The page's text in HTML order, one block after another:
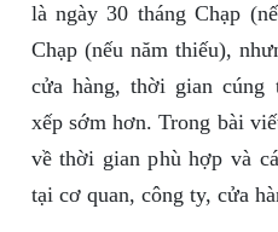
là ngày 30 tháng Chạp
Chạp (nếu năm thiếu),
cửa hàng, thời gian cúng
xếp sớm hơn. Trong bài
về thời gian phù hợp và
tại cơ quan, công ty, cửa